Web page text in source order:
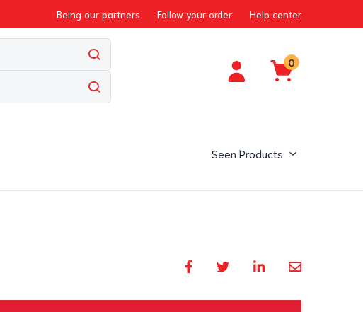
Being our partners Follow your order Help center
0
Seen Products